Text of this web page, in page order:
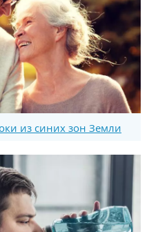
из синих зон Земли